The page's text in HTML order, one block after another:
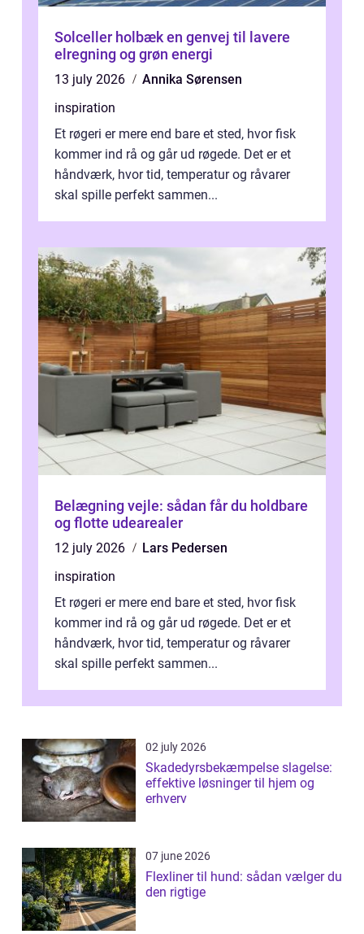
Solceller holbæk en genvej til lavere
elregning og grøn energi
13 july 2026
Annika Sørensen
inspiration
Et røgeri er mere end bare et sted, hvor fisk
kommer ind rå og går ud røgede. Det er et
håndværk, hvor tid, temperatur og råvarer
skal spille perfekt sammen...
Belægning vejle: sådan får du holdbare
og flotte udearealer
12 july 2026
Lars Pedersen
inspiration
Et røgeri er mere end bare et sted, hvor fisk
kommer ind rå og går ud røgede. Det er et
håndværk, hvor tid, temperatur og råvarer
skal spille perfekt sammen...
02 july 2026
Skadedyrsbekæmpelse slagelse:
effektive løsninger til hjem og
erhverv
07 june 2026
Flexliner til hund: sådan vælger du
den rigtige